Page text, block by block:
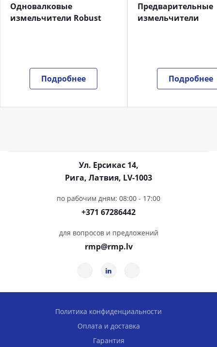
Одновалковые
измельчители Robust
Подробнее
Предварительные
измельчители
Подробнее
Ул. Ерсикас 14,
Рига, Латвия, LV-1003
по рабочим дням: 08:00 - 17:00
+371 67286442
для вопросов и предложений
rmp@rmp.lv
Политика конфиденциальности
Оплата и доставка
Гарантия